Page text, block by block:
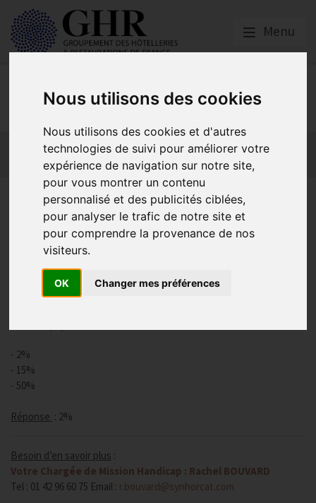
Nous utilisons des cookies
Nous utilisons des cookies et d'autres
technologies de suivi pour améliorer votre
expérience de navigation sur notre site,
pour vous montrer un contenu
personnalisé et des publicités ciblées,
pour analyser le trafic de notre site et
pour comprendre la provenance de nos
visiteurs.
OK Changer mes préférences
Menu
Emploi, Formation et
Handicap
Actualité 2026 Nos Métiers
Offres d’Emploi
Formation
Mission Handicap
Combien de personnes
handicapées sont en fauteuil
roulant ?
- 2%
- 15%
- 50%
Réponse : 2%
Besoin d’en savoir plus :
Votre Chargée de Mission Handicap : Rachel BOUVARD
Tel : 01 42 96 60 75 Email : r.bouvard@synhorcat.com